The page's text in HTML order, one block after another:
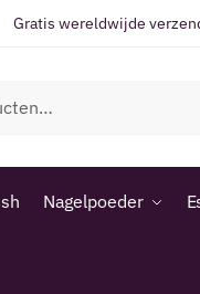
Gratis wereldwijde
Nagelpoeder